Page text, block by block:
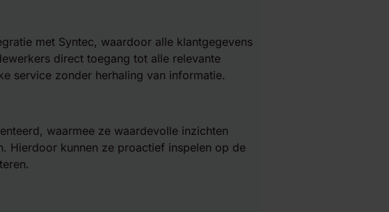
met Syntec, waardoor alle klantgegevens
direct toegang tot alle relevante
service zonder herhaling van informatie.
waarmee ze waardevolle inzichten
Hierdoor kunnen ze proactief inspelen op de